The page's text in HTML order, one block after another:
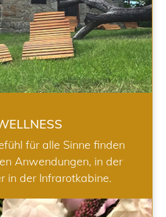
für alle Sinne finden
Anwendungen, in der
in der Infrarotkabine.